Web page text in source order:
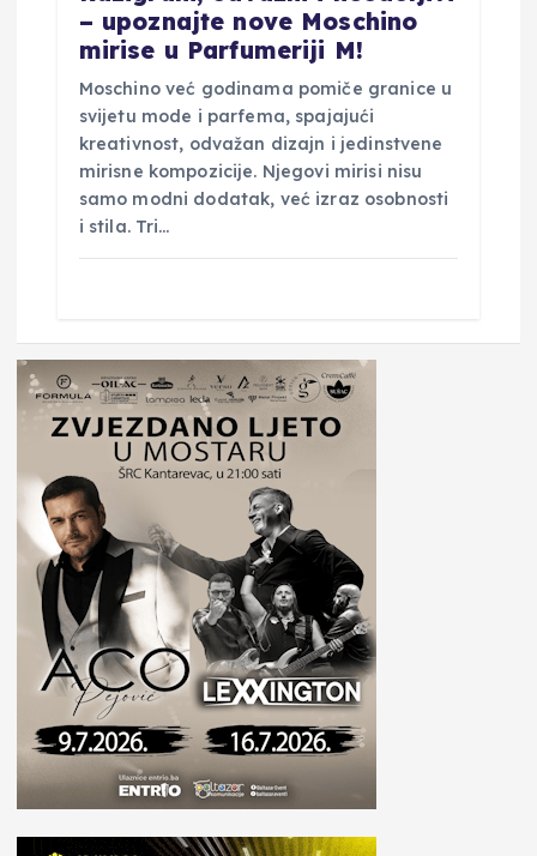
– upoznajte nove Moschino
mirise u Parfumeriji M!
Moschino već godinama pomiče granice u
svijetu mode i parfema, spajajući
kreativnost, odvažan dizajn i jedinstvene
mirisne kompozicije. Njegovi mirisi nisu
samo modni dodatak, već izraz osobnosti
i stila. Tri…